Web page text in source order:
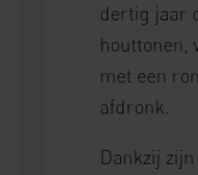
dertig jaar
houttonen,
met een
afdronk.
Dankzij